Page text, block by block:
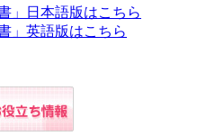
」日本語版はこちら
」英語版はこちら